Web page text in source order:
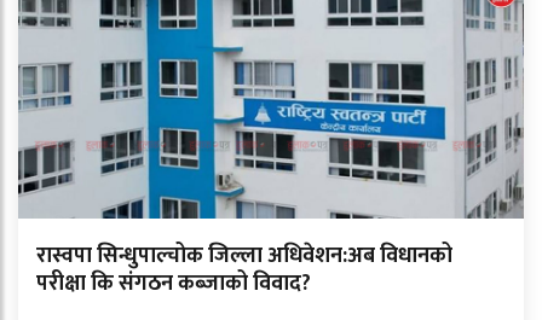
रास्वपा सिन्धुपाल्चोक जिल्ला अधिवेशन:अब विधानको
परीक्षा कि संगठन कब्जाको विवाद?